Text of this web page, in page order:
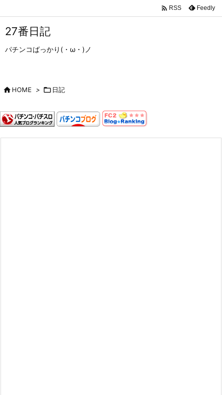
 RSS Feedly
27番日記
パチンコばっかり(・ω・)ノ
HOME >  日記